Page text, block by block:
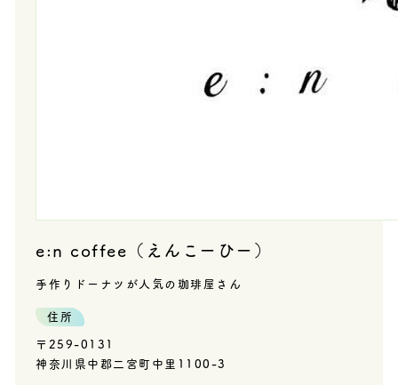
e:n coffee（えんこーひー）
手作りドーナツが人気の珈琲屋さん
住所
〒259-0131
神奈川県中郡二宮町中里1100-3